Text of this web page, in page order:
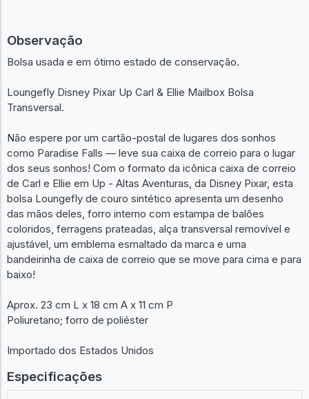
Observação
Bolsa usada e em ótimo estado de conservação.
Loungefly Disney Pixar Up Carl & Ellie Mailbox Bolsa
Transversal.
Não espere por um cartão-postal de lugares dos sonhos
como Paradise Falls — leve sua caixa de correio para o lugar
dos seus sonhos! Com o formato da icônica caixa de correio
de Carl e Ellie em Up - Altas Aventuras, da Disney Pixar, esta
bolsa Loungefly de couro sintético apresenta um desenho
das mãos deles, forro interno com estampa de balões
coloridos, ferragens prateadas, alça transversal removível e
ajustável, um emblema esmaltado da marca e uma
bandeirinha de caixa de correio que se move para cima e para
baixo!
Aprox. 23 cm L x 18 cm A x 11 cm P
Poliuretano; forro de poliéster
Importado dos Estados Unidos
Especificações